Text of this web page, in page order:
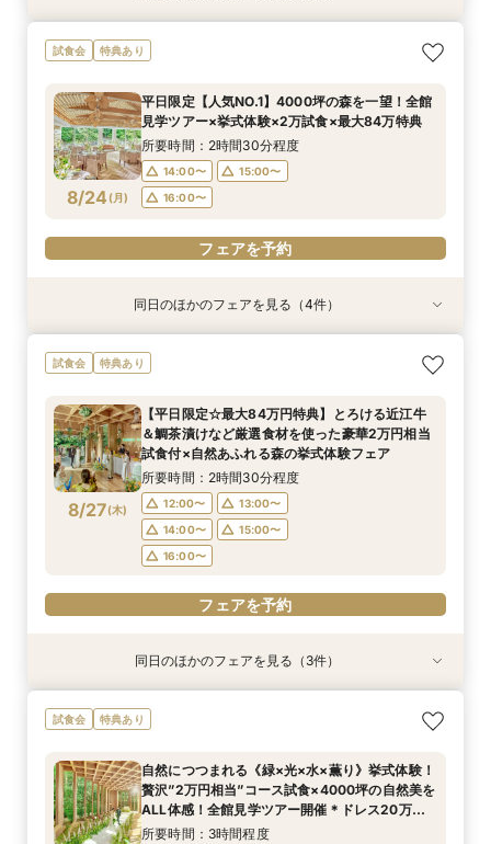
8/23(日)
＼2027年内★先行予約スタート／準備しっか
り！1件目来館◎五感で印象に残すチャペル見学×
試食＜最大84万円特典付＞
所要時間：2時間30分程度
17:00〜
フェアを予約
8/23(日)
＼初見学におすすめ／おもてなし料理の贅沢試食
×都会の森を貸切る全館見学×個別相談会
9:00〜
13:00〜
17:00〜
フェアを予約
8/23(日)
【料理重視必見】ゲスト想いの懐石フレンチ試食
×全館見学ツアー／専属プランナーと予算×準備
所要時間：3時間程度
17:00〜
フェアを予約
8/23(日)
＜20～39名限定＞少人数・家族婚限定のお得プ
ランをご用意！専属プランナーによるじっくり相
所要時間：3時間程度
17:00〜
フェアを予約
8/23(日)
【マイナビ限定☆最大84万円ご優待】＼チャペ
ル重視必見／話題の絶景チャペルで挙式体験
来館で豪華5品コース贅沢試食付★ドレス優待チ
ケット付フェア
所要時間：3時間程度
17:00〜
フェアを予約
試食会 特典あり
8/24 (月)
平日限定【人気NO.1】4000坪の森を一望！全館
見学ツアー×挙式体験×2万試食×最大84万特典
所要時間：2時間30分程度
14:00〜
15:00〜
16:00〜
フェアを予約
特典あり
8/24(月)
＜20～39名限定＞少人数・家族婚限定のお得プ
ランをご用意！専属プランナーによるじっくり相
所要時間：3時間程度
12:00〜
13:00〜
14:00〜
15:00〜
16:00〜
フェアを予約
8/24(月)
＼スマホ＆自宅で参加OK／遠方や見学前の無料
オンライン相談会
14:00〜
15:00〜
16:00〜
17:00〜
フェアを予約
特典あり
8/24(月)
２組限定【料理重視必見】ゲスト想いの懐石フレ
ンチ試食×全館見学ツアー×最大84万円特典／専
所要時間：2時間30分程度
14:00〜
15:00〜
16:00〜
フェアを予約
特典あり
8/24(月)
＼初見学におすすめ☆豪華試食／おもてなしに重
要なお料理”懐石フレンチ”贅沢試食×全館見学×
所要時間：2時間30分程度
14:00〜
15:00〜
16:00〜
フェアを予約
同日のほかのフェアを見る（4件）
試食会 特典あり
8/27(木)
【平日限定☆最大84万円特典】とろける近江牛
＆鯛茶漬けなど厳選食材を使った豪華2万円相当
試食付×自然あふれる森の挙式体験フェア
所要時間：2時間30分程度
12:00〜
13:00〜
14:00〜
15:00〜
16:00〜
フェアを予約
特典あり
8/27(木)
＜20名～OK＞贅沢試食×森のチャペル体験×少
人数ウェディング相談会
13:00〜
14:00〜
15:00〜
16:00〜
特典あり
8/27(木)
２組限定【料理重視必見】ゲスト想いの懐石フレ
ンチ試食×平日だからこそゆったり貸切見学ツ
準備じっくり相談会！
所要時間：2時間30分程度
13:00〜
14:00〜
15:00〜
16:00〜
特典あり
8/27(木)
＼初見学におすすめ☆平日限定／おもてなしに重
要なお料理”懐石フレンチ”贅沢試食×4000坪の
所要時間：2時間30分程度
13:00〜
14:00〜
15:00〜
16:00〜
同日のほかのフェアを見る（3件）
試食会 特典あり
自然につつまれる《緑×光×水×薫り》挙式体験！
贅沢”2万円相当”コース試食×4000坪の自然美を
ALL体感！全館見学ツアー開催＊ドレス20万円
優待などこの日限定20大特典付フェア
所要時間：3時間程度